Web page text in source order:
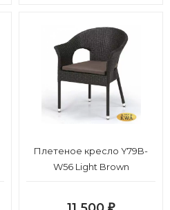
Плетеное кресло Y79B-
W56 Light Brown
₽